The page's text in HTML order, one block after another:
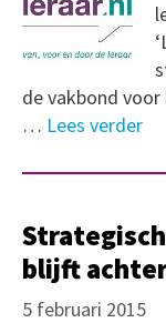
de vakbond
… Lees verder
blijft
5 februari 2015